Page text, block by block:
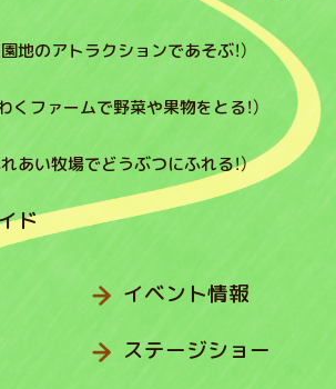
園地のアトラクションであそぶ！）
くファームで野菜や果物をとる！）
れあい牧場でどうぶつにふれる！）
ド
イベント情報
ステージショー